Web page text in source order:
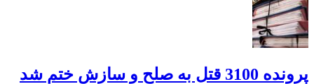
پرونده 3100 قتل به صلح و سازش ختم شد